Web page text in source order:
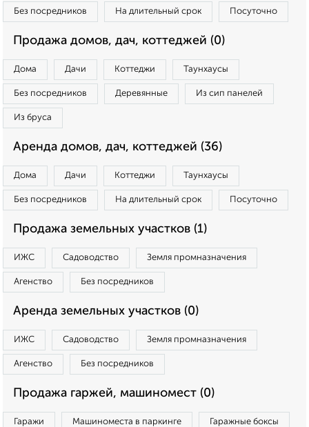
Без посредников На длительный срок Посуточно
Продажа домов, дач, коттеджей (0)
Дома Дачи Коттеджи Таунхаусы
Без посредников Деревянные Из сип панелей
Из бруса
Аренда домов, дач, коттеджей (36)
Дома Дачи Коттеджи Таунхаусы
Без посредников На длительный срок Посуточно
Продажа земельных участков (1)
ИЖС Садоводство Земля промназначения
Агенство Без посредников
Аренда земельных участков (0)
ИЖС Садоводство Земля промназначения
Агенство Без посредников
Продажа гаржей, машиномест (0)
Гаражи Машиноместа в паркинге Гаражные боксы